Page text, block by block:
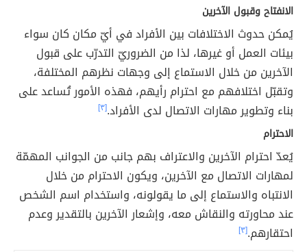
الانفتاح وقبول الآخرين
يُمكن حدوث الاختلافات بين الأفراد في أيّ مكان كان سواء
بيئات العمل أو غيرها، لذا من الضروريّ التدرّب على قبول
الآخرين من خلال الاستماع إلى وجهات نظرهم المختلفة،
وتقبّل اختلافهم مع احترام رأيهم، فهذه الأمور تُساعد على
بناء وتطوير مهارات الاتصال لدى الأفراد.[٣]
الاحترام
يُعدّ احترام الآخرين والاعتراف بهم جانب من الجوانب المهمّة
لمهارات الاتصال مع الآخرين، ويكون الاحترام من خلال
الانتباه والاستماع إلى ما يقولونه، واستخدام اسم الشخص
عند محاورته والنقاش معه، وإشعار الآخرين بالتقدير وعدم
احتقارهم.[٣]